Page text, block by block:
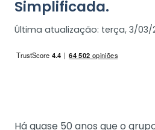
Simplificada.
Última atualização: terça, 3/03/
Há quase 50 anos que o